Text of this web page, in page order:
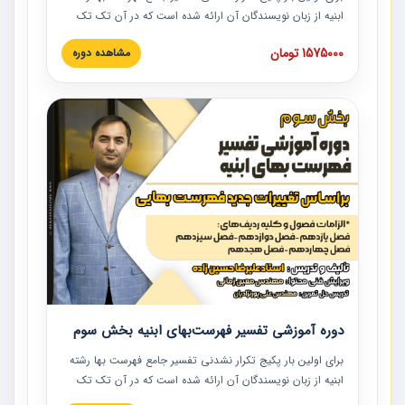
ابنیه از زبان نویسندگان آن ارائه شده است که در آن تک تک
ردیف ها و مطالب فهرست بها تفسیر و ارائه شده است. این
دوره به صورت کامل تصویری بوده و به همراه تصاویر عملیات
دوره با کلام مهندس علیرضاحسین‌زاده مدیر پروژه مهندسی
مشاور در امر بازنگری فهرست بها رشته ابنیه ارائه شده و به تمام
همکارانی که در حوزه صنعت ساخت در حال فعالیت هستند حتما
توصیه می کنیم از مطالب این دوره استفاده نمایند.
1575000 تومان مشاهده دوره
دوره آموزشی تفسیر فهرست‌بهای ابنیه بخش سوم
برای اولین بار پکیج تکرار نشدنی تفسیر جامع فهرست بها رشته
ابنیه از زبان نویسندگان آن ارائه شده است که در آن تک تک
ردیف ها و مطالب فهرست بها تفسیر و ارائه شده است. این